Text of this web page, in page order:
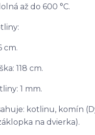
až do 600 °C.
cm.
118 cm.
1 mm.
kotlinu, komín
na dvierka).